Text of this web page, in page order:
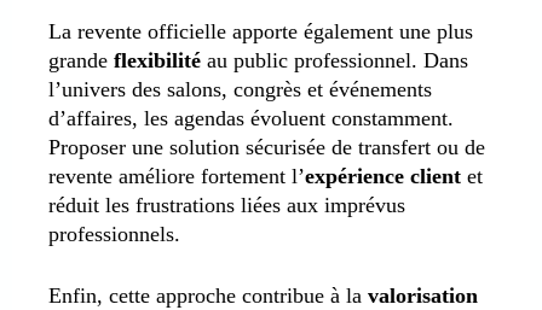
La revente officielle apporte également une plus
grande flexibilité au public professionnel. Dans
l’univers des salons, congrès et événements
d’affaires, les agendas évoluent constamment.
Proposer une solution sécurisée de transfert ou de
revente améliore fortement l’expérience client et
réduit les frustrations liées aux imprévus
professionnels.
Enfin, cette approche contribue à la valorisation